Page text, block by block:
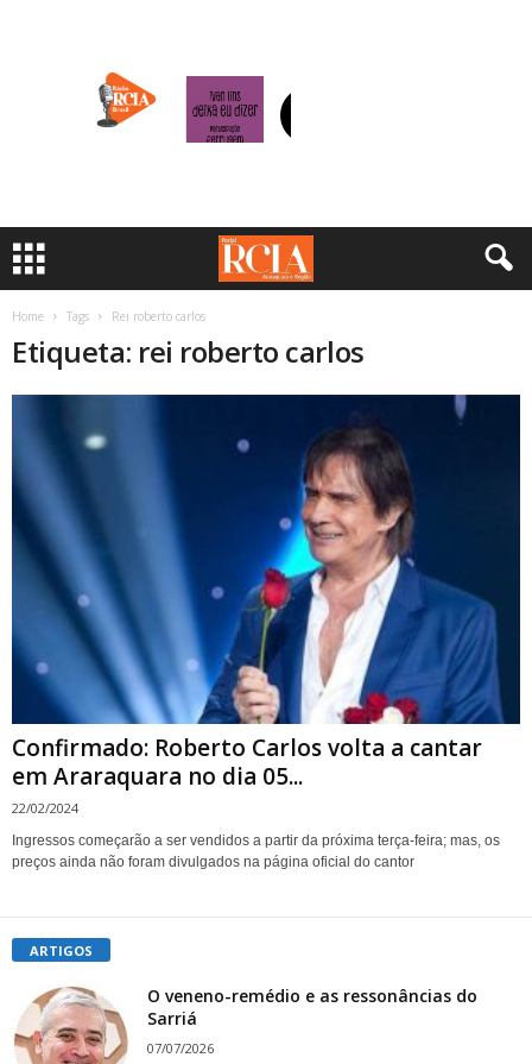
Home Tags Rei roberto carlos
Etiqueta: rei roberto carlos
Confirmado: Roberto Carlos volta a cantar
em Araraquara no dia 05...
22/02/2024
Ingressos começarão a ser vendidos a partir da próxima terça-feira; mas, os
preços ainda não foram divulgados na página oficial do cantor
ARTIGOS
O veneno-remédio e as ressonâncias do
Sarriá
07/07/2026